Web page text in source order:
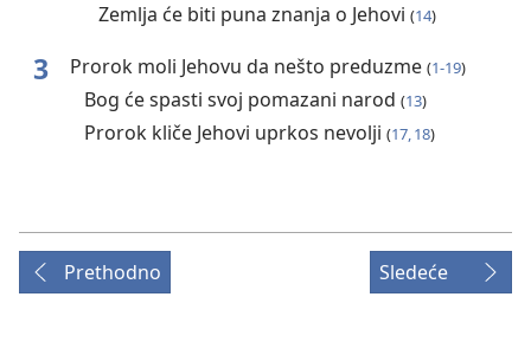
Zemlja će biti puna znanja o Jehovi (14)
3 Prorok moli Jehovu da nešto preduzme (1-19)
Bog će spasti svoj pomazani narod (13)
Prorok kliče Jehovi uprkos nevolji (17, 18)
Prethodno Sledeće